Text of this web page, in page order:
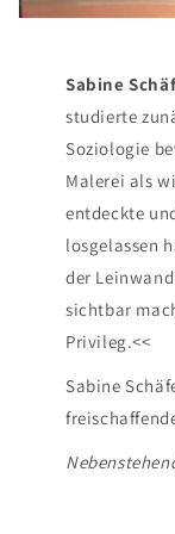
Sabine
studierte
Soziologie
Malerei als
entdeckte
losgelassen
der
sichtbar
Privileg.<<
Sabine